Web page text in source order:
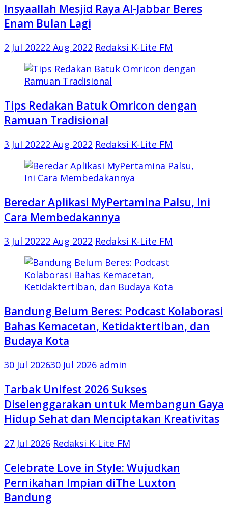
Insyaallah Mesjid Raya Al-Jabbar Beres
Enam Bulan Lagi
2 Jul 20222 Aug 2022 Redaksi K-Lite FM
Tips Redakan Batuk Omricon dengan
Ramuan Tradisional
3 Jul 20222 Aug 2022 Redaksi K-Lite FM
Beredar Aplikasi MyPertamina Palsu, Ini
Cara Membedakannya
3 Jul 20222 Aug 2022 Redaksi K-Lite FM
Bandung Belum Beres: Podcast Kolaborasi
Bahas Kemacetan, Ketidaktertiban, dan
Budaya Kota
30 Jul 202630 Jul 2026 admin
Tarbak Unifest 2026 Sukses
Diselenggarakan untuk Membangun Gaya
Hidup Sehat dan Menciptakan Kreativitas
27 Jul 2026 Redaksi K-Lite FM
Celebrate Love in Style: Wujudkan
Pernikahan Impian diThe Luxton
Bandung